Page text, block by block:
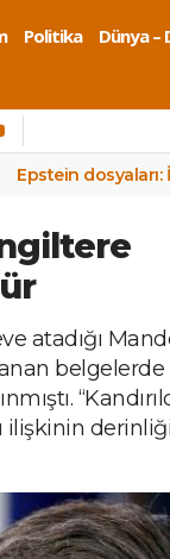
Politika Dünya –
Epstein dosyaları:
atadığı
belgelerde
ilişkinin